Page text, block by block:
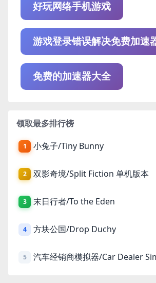
好玩网络手机游戏
游戏登录错误解决免费加速
免费的加速器大全
领取最多排行榜
1 小兔子/Tiny Bunny
2 双影奇境/Split Fiction 单机版本
3 末日行者/To the Eden
4 方块公国/Drop Duchy
5 汽车经销商模拟器/Car Dealer